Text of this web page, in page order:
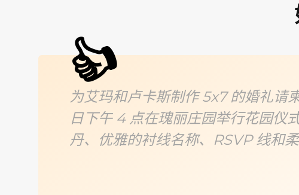
为艾玛和卢卡斯制作 5x7 的婚礼请
日下午 4 点在瑰丽庄园举行花园仪
丹、优雅的衬线名称、RSVP 线和柔
👍